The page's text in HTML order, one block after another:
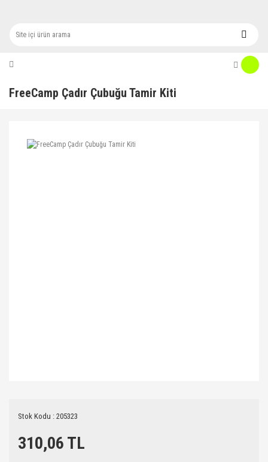
FreeCamp Çadır Çubuğu Tamir Kiti
Stok Kodu : 205323
310,06 TL